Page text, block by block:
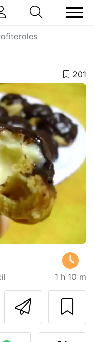
Next
1 h 10 m
o autor